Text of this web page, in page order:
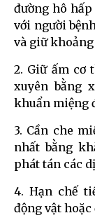
đường hô
với người
và giữ
2. Giữ ấm cơ
xuyên bằng
khuẩn miệng
3. Cần che
nhất bằng
phát tán các
4. Hạn chế
động vật hoặc